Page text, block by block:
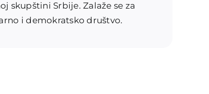
skupštini Srbije. Zalaže se za
i demokratsko društvo.